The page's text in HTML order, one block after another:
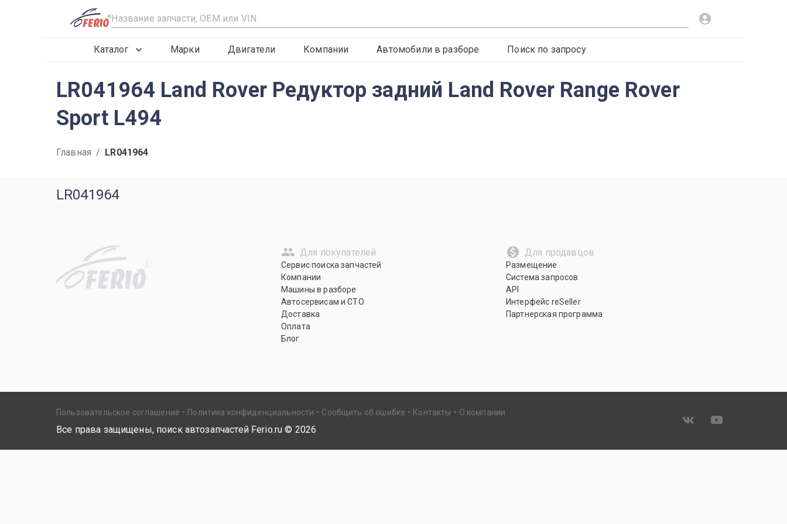
R
Каталог Марки Двигатели Компании Автомобили в разборе Поиск по запросу
LR041964 Land Rover Редуктор задний Land Rover Range Rover
Sport L494
Главная / LR041964
LR041964
R
Для покупателей
Сервис поиска запчастей
Компании
Машины в разборе
Автосервисам и СТО
Доставка
Оплата
Блог
Для продавцов
Размещение
Система запросов
API
Интерфейс reSeller
Партнерская программа
Пользовательское соглашение Политика конфиденциальности Сообщить об ошибке Контакты О компании
Все права защищены, поиск автозапчастей Ferio.ru © 2026